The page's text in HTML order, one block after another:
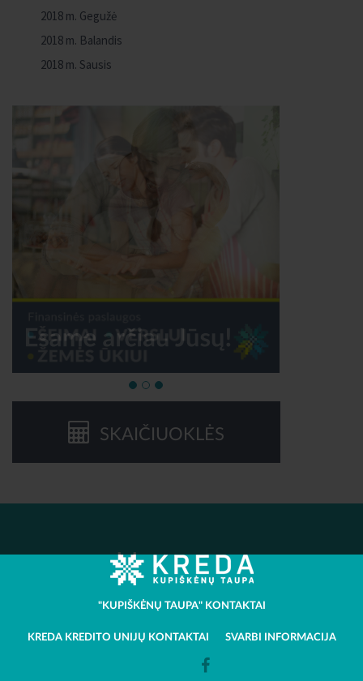
2018 m. Gegužė
2018 m. Balandis
2018 m. Sausis
SKAIČIUOKLĖS
"KUPIŠKĖNŲ TAUPA" KONTAKTAI
KREDA KREDITO UNIJŲ KONTAKTAI SVARBI INFORMACIJA